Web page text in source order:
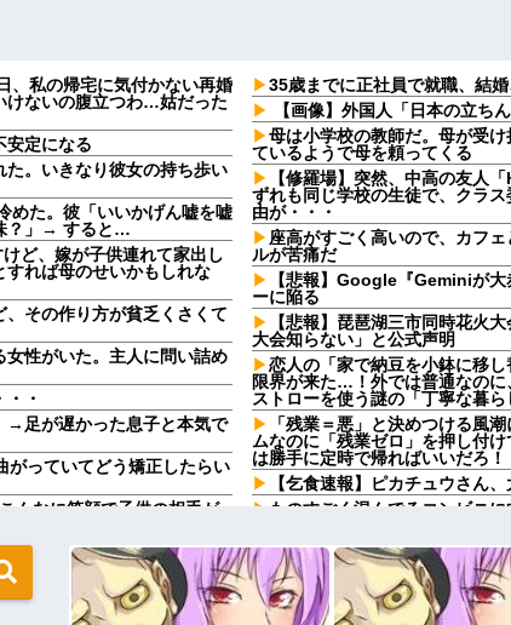
、私の帰宅に気付かない再婚
けないの腹立つわ…姑だった
安定になる
。いきなり彼女の持ち歩い
めた。彼「いいかげん嘘を嘘
？」→ すると…
ど、嫁が子供連れて家出し
れば母のせいかもしれな
その作り方が貧乏くさくて
性がいた。主人に問い詰め
・
→足が遅かった息子と本気で
がっていてどう矯正したらい
んなに笑顔で子供の相手が
！あと警察に通報！」私
モナイことに…
年翌日にInstagram更新し
35歳までに正社員で就職、結
【画像】外国人「日本の立ち
母は小学校の教師だ。母が受
ているようで母を頼ってくる
【修羅場】突然、中高の友人
ずれも同じ学校の生徒で、クラ
由が・・・
座高がすごく高いので、カフ
ルが苦痛だ
【悲報】Google『Geminiが
ーに陥る
【悲報】琵琶湖三市同時花火
大会知らない」と公式声明
恋人の「家で納豆を小鉢に移
限界が来た…！外では普通なのに
ストローを使う謎の「丁寧な暮
「残業＝悪」と決めつける風
ムなのに「残業ゼロ」を押し付
は勝手に定時で帰ればいいだろ！
【乞食速報】ピカチュウさん
ものすごく混んでるコンビニ
姪「結婚しても子供は産まな
思わず少子化の現実を考えさせ
【唖然】浮気バレた旦那が嫁